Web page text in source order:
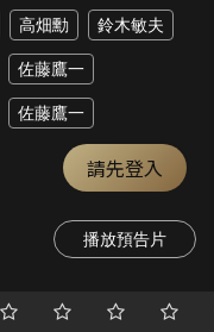
高畑勳 鈴木敏夫
佐藤鷹一
佐藤鷹一
請先登入
播放預告片